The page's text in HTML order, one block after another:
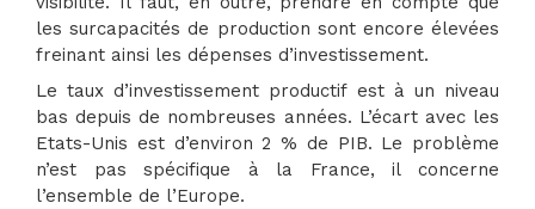
les surcapacités de production sont encore élevées
freinant ainsi les dépenses d’investissement.
Le taux d’investissement productif est à un niveau
bas depuis de nombreuses années. L’écart avec les
Etats-Unis est d’environ 2 % de PIB. Le problème
n’est pas spécifique à la France, il concerne
l’ensemble de l’Europe.